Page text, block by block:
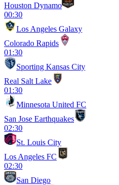
Houston Dynamo
00:30
Los Angeles Galaxy
Colorado Rapids
01:30
Sporting Kansas City
Real Salt Lake
01:30
Minnesota United FC
San Jose Earthquakes
02:30
St. Louis City
Los Angeles FC
02:30
San Diego